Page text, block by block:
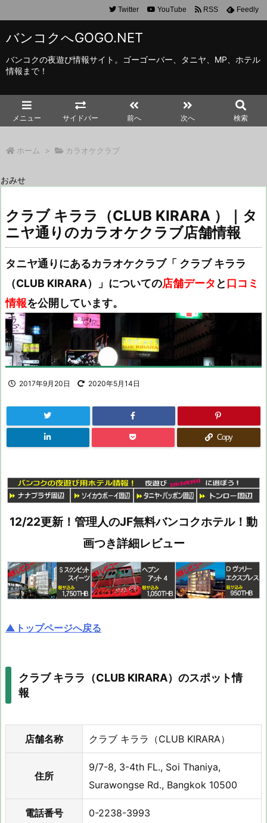
バンコクへGOGO.NET
バンコクの夜遊び情報サイト。ゴーゴーバー、タニヤ、MP、ホテル
情報まで！
メニュー サイドバー 前へ 次へ 検索
Twitter YouTube RSS Feedly
ホーム > カラオケクラブ
おみせ
クラブ キララ（CLUB KIRARA ）｜タ
ニヤ通りのカラオケクラブ店舗情報
タニヤ通りにあるカラオケクラブ「 クラブ キララ
（CLUB KIRARA）」についての店舗データ と 口コミ
情報を公開しています。
2017年9月20日 2020年5月14日
Copy
12/22更新！管理人のJF無料バンコクホテル！動
画つき詳細レビュー
▲トップページへ戻る
クラブ キララ（CLUB KIRARA）のスポット情
報
店舗名称 クラブ キララ（CLUB KIRARA）
住所
9/7-8, 3-4th FL., Soi Thaniya,
Surawongse Rd., Bangkok 10500
電話番号 0-2238-3993